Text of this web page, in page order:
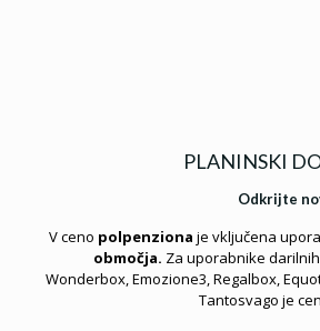
PLANINSKI
Odkrijte
V ceno polpenziona je vključena
območja. Za uporabnike
Wonderbox, Emozione3, Regalbox,
Tantosvago je